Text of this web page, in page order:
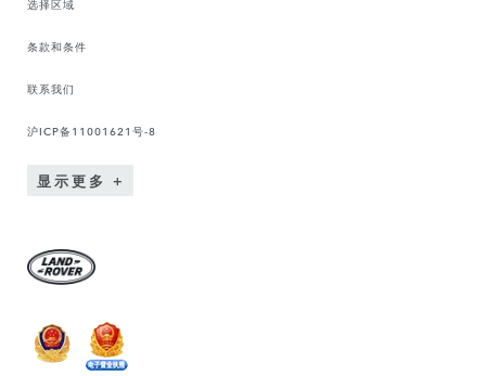
条款和条件
联系我们
沪ICP备11001621号-8
显示更多